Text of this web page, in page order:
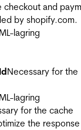
checkout and
by shopify.com.
lagring
Necessary for the
lagring
for the cache
the